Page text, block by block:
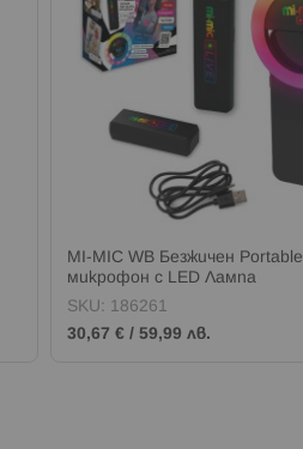
MI-MIC WB Безжичен Portable
микрофон с LED Лампа
SKU: 186261
30,67 € / 59,99 лв.